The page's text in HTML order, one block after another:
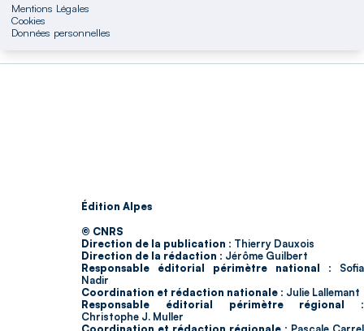
Mentions Légales
Cookies
Données personnelles
Édition Alpes
© CNRS
Direction de la publication : Thierry Dauxois
Direction de la rédaction : Jérôme Guilbert
Responsable éditorial périmètre national : Sofia
Nadir
Coordination et rédaction nationale : Julie Lallemant
Responsable éditorial périmètre régional :
Christophe J. Muller